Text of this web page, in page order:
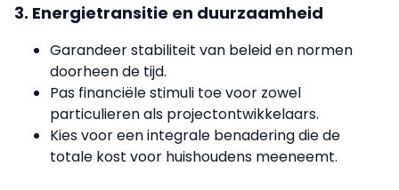
3. Energietransitie en duurzaamheid
Garandeer stabiliteit van beleid en normen
doorheen de tijd.
Pas financiële stimuli toe voor zowel
particulieren als projectontwikkelaars.
Kies voor een integrale benadering die de
totale kost voor huishoudens meeneemt.